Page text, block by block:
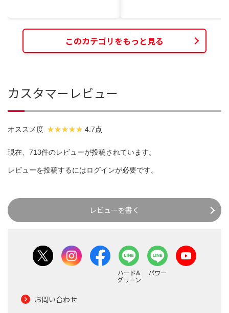
このカテゴリをもっと見る
カスタマーレビュー
オススメ度 4.7点
現在、713件のレビューが投稿されています。
レビューを投稿するにはログインが必要です。
レビューを書く
ハード&
グリーン
パワー
お問い合わせ